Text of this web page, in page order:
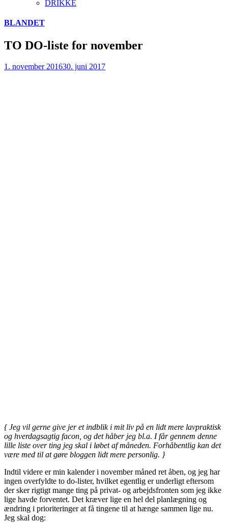
DRIKKE
Skip
content
BLANDET
TO DO-liste for november
1. november 201630. juni 2017
{ Jeg vil gerne give jer et indblik i mit liv på en lidt mere lavpraktisk
og hverdagsagtig facon, og det håber jeg bl.a. I får gennem denne
lille liste over ting jeg skal i løbet af måneden. Forhåbentlig kan det
være med til at gøre bloggen lidt mere personlig. }
Indtil videre er min kalender i november måned ret åben, og jeg har
ingen overfyldte to do-lister, hvilket egentlig er underligt eftersom
der sker rigtigt mange ting på privat- og arbejdsfronten som jeg ikke
lige havde forventet. Det kræver lige en hel del planlægning og
ændring i prioriteringer at få tingene til at hænge sammen lige nu.
Jeg skal dog: